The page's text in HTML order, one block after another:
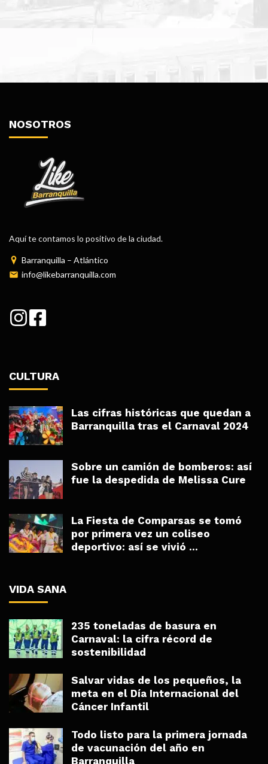
NOSOTROS
Aquí te contamos lo positivo de la ciudad.
Barranquilla – Atlántico
info@likebarranquilla.com
CULTURA
Las cifras históricas que quedan a
Barranquilla tras el Carnaval 2024
Sobre un camión de bomberos: así
fue la despedida de Melissa Cure
La Fiesta de Comparsas se tomó
por primera vez un coliseo
deportivo: así se vivió ...
VIDA SANA
235 toneladas de basura en
Carnaval: la cifra récord de
sostenibilidad
Salvar vidas de los pequeños, la
meta en el Día Internacional del
Cáncer Infantil
Todo listo para la primera jornada
de vacunación del año en
Barranquilla